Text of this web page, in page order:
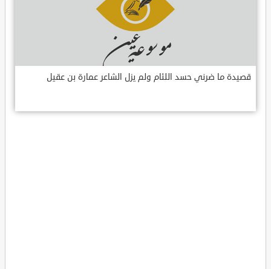
قصيدة ما ضرني حسد اللئام ولم يزل الشاعر عمارة بن عقيل